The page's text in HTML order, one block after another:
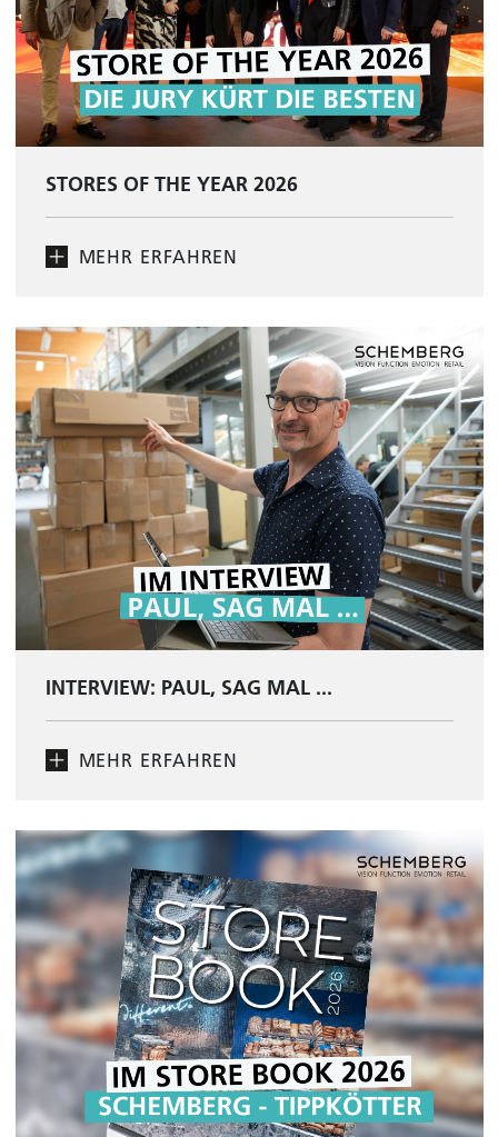
STORES OF THE YEAR 2026
MEHR ERFAHREN
INTERVIEW: PAUL, SAG MAL ...
MEHR ERFAHREN